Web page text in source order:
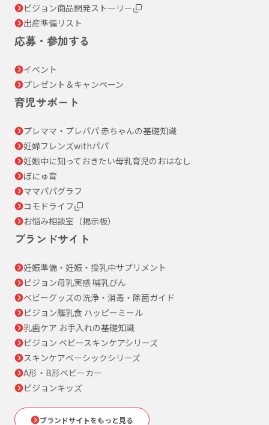
ピジョン商品開発ストーリー
出産準備リスト
応募・参加する
イベント
プレゼント＆キャンペーン
育児サポート
プレママ・プレパパ 赤ちゃんの基礎知識
妊婦フレンズwithパパ
妊娠中に知っておきたい母乳育児のおはなし
ぼにゅ育
ママパパグラフ
コモドライフ
お悩み相談室（掲示板）
ブランドサイト
妊娠準備・妊娠・授乳中サプリメント
ピジョン母乳実感 哺乳びん
ベビーグッズの洗浄・消毒・除菌ガイド
ピジョン離乳食 ハッピーミール
乳歯ケア お手入れの基礎知識
ピジョン ベビースキンケアシリーズ
スキンケアベーシックシリーズ
A形・B形ベビーカー
ピジョンキッズ
ブランドサイトをもっと見る